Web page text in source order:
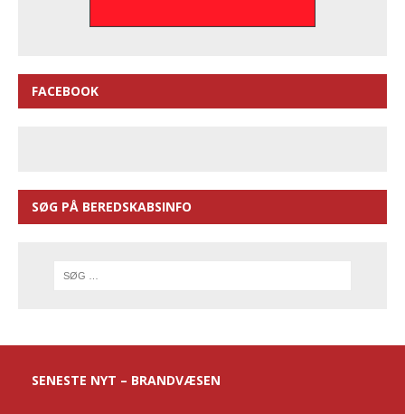
FACEBOOK
SØG PÅ BEREDSKABSINFO
SENESTE NYT – BRANDVÆSEN